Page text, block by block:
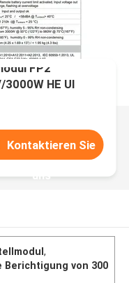
FP2
HE UI
Kontaktieren Sie
uns
,
Berichtigung von 300